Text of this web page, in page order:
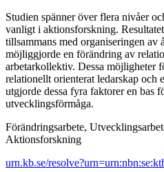
Studien spänner över flera nivåer
vanligt i aktionsforskning.
tillsammans med organiseringen av
möjliggjorde en förändring av
arbetarkollektiv. Dessa möjligheter
relationellt orienterat ledarskap och
utgjorde dessa fyra faktorer en bas
utvecklingsförmåga.
Förändringsarbete,
Aktionsforskning
urn.kb.se/